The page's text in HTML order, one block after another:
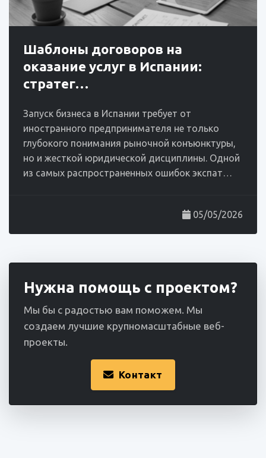
Шаблоны договоров на
оказание услуг в Испании:
стратег…
Запуск бизнеса в Испании требует от
иностранного предпринимателя не только
глубокого понимания рыночной конъюнктуры,
но и жесткой юридической дисциплины. Одной
из самых распространенных ошибок экспат…
05/05/2026
Нужна помощь с проектом?
Мы бы с радостью вам поможем. Мы
создаем лучшие крупномасштабные веб-
проекты.
Контакт